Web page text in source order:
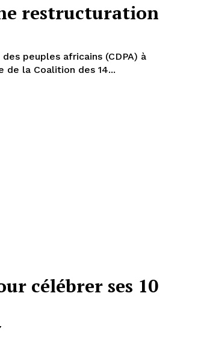
restructuration
peuples africains (CDPA) à
la rencontre de la Coalition des 14...
célébrer ses 10